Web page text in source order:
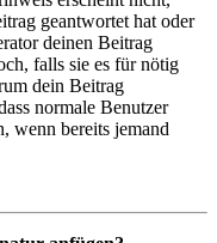
geantwortet hat oder
deinen Beitrag
falls sie es für nötig
dein Beitrag
normale Benutzer
wenn bereits jemand